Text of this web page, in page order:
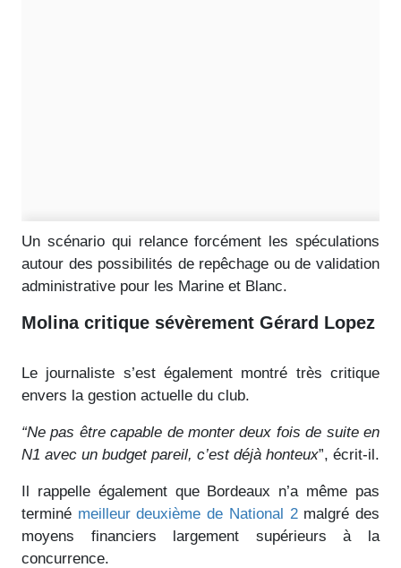
Un scénario qui relance forcément les spéculations
autour des possibilités de repêchage ou de validation
administrative pour les Marine et Blanc.
Molina critique sévèrement Gérard Lopez
Le journaliste s’est également montré très critique
envers la gestion actuelle du club.
“Ne pas être capable de monter deux fois de suite en
N1 avec un budget pareil, c’est déjà honteux”, écrit-il.
Il rappelle également que Bordeaux n’a même pas
terminé meilleur deuxième de National 2malgré des
moyens financiers largement supérieurs à la
concurrence.